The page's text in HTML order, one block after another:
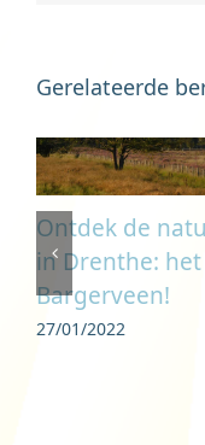
Gerelateerde
Ontdek de
in Drenthe: het
Bargerveen!
27/01/2022